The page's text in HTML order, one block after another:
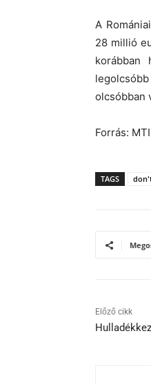
A
28 millió
korábban
olcsóbban
Forrás: MTI
TAGS
Előző cikk